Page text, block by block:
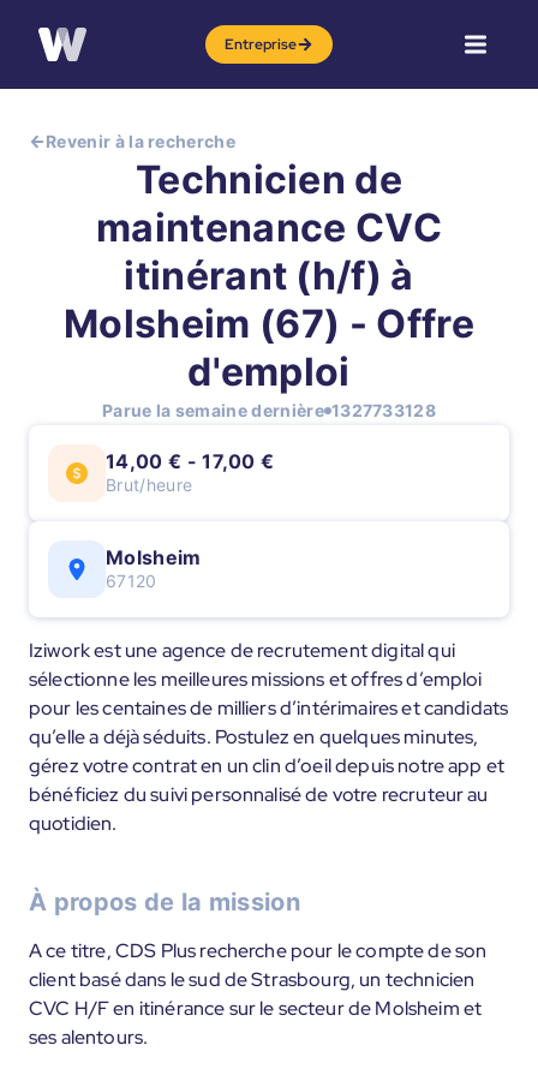
Entreprise
Revenir à la recherche
Technicien de
maintenance CVC
itinérant (h/f) à
Molsheim (67) - Offre
d'emploi
Parue la semaine dernière 1327733128
14,00 € - 17,00 €
Brut/heure
Molsheim
67120
Iziwork est une agence de recrutement digital qui
sélectionne les meilleures missions et offres d’emploi
pour les centaines de milliers d’intérimaires et candidats
qu’elle a déjà séduits. Postulez en quelques minutes,
gérez votre contrat en un clin d’oeil depuis notre app et
bénéficiez du suivi personnalisé de votre recruteur au
quotidien.
À propos de la mission
A ce titre, CDS Plus recherche pour le compte de son
client basé dans le sud de Strasbourg, un technicien
CVC H/F en itinérance sur le secteur de Molsheim et
ses alentours.